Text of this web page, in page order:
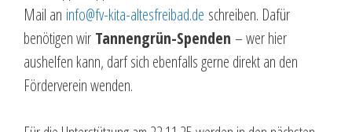
Mail an info@fv-kita-altesfreibad.de schreiben. Dafür
benötigen wir Tannengrün-Spenden – wer hier
aushelfen kann, darf sich ebenfalls gerne direkt an den
Förderverein wenden.